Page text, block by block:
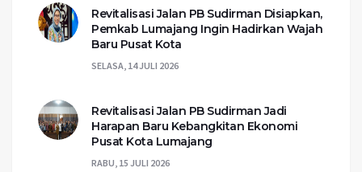
Revitalisasi Jalan PB Sudirman Disiapkan,
Pemkab Lumajang Ingin Hadirkan Wajah
Baru Pusat Kota
SELASA, 14 JULI 2026
Revitalisasi Jalan PB Sudirman Jadi
Harapan Baru Kebangkitan Ekonomi
Pusat Kota Lumajang
RABU, 15 JULI 2026